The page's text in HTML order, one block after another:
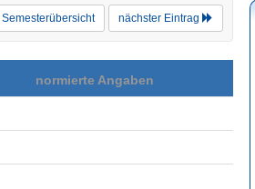
Semesterübersicht nächster Eintrag
normierte Angaben